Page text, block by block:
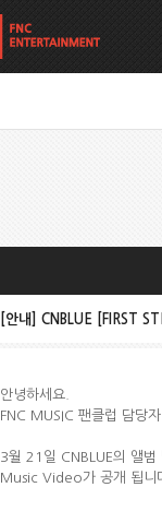
[안내] CNBLUE [FIRST
안녕하세요.
FNC MUSIC 팬클럽 담당자
3월 21일 CNBLUE의 앨범
Music Video가 공개 됩니